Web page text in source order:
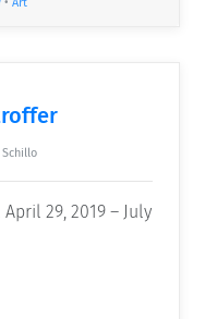
• Art
29, 2019 – July